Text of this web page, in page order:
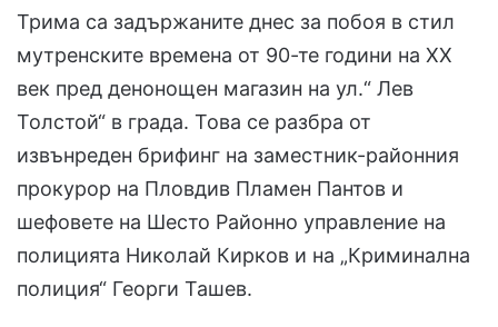
Трима са задържаните днес за побоя в стил
мутренските времена от 90-те години на ХХ
век пред денонощен магазин на ул.“ Лев
Толстой“ в града. Това се разбра от
извънреден брифинг на заместник-районния
прокурор на Пловдив Пламен Пантов и
шефовете на Шесто Районно управление на
полицията Николай Кирков и на „Криминална
полиция“ Георги Ташев.